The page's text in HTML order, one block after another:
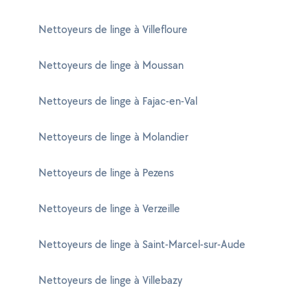
Nettoyeurs de linge à Villefloure
Nettoyeurs de linge à Moussan
Nettoyeurs de linge à Fajac-en-Val
Nettoyeurs de linge à Molandier
Nettoyeurs de linge à Pezens
Nettoyeurs de linge à Verzeille
Nettoyeurs de linge à Saint-Marcel-sur-Aude
Nettoyeurs de linge à Villebazy